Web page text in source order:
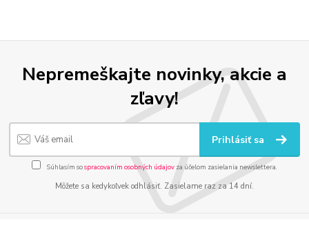
Nepremeškajte novinky, akcie a
zľavy!
Prihlásiť sa
Súhlasím sospracovaním osobných údajov za účelom zasielania newslettera.
Môžete sa kedykoľvek odhlásiť. Zasielame raz za 14 dní.